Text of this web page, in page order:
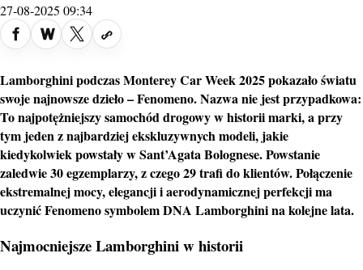
27-08-2025 09:34
LamborghinipodczasMonterey Car Week2025 pokazało światu
swoje najnowsze dzieło – Fenomeno. Nazwa nie jest przypadkowa:
To najpotężniejszy samochód drogowy w historii marki, a przy
tym jeden z najbardziej ekskluzywnych modeli, jakie
kiedykolwiek powstały w Sant’Agata Bolognese.Powstanie
zaledwie 30 egzemplarzy, z czego 29 trafi do klientów.Połączenie
ekstremalnej mocy, elegancji i aerodynamicznej perfekcji ma
uczynić Fenomeno symbolem DNA Lamborghini na kolejne lata.
Najmocniejsze Lamborghini w historii